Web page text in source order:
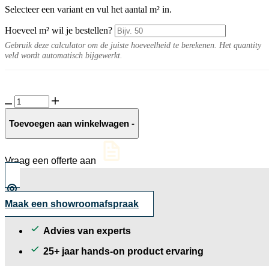
Selecteer een variant en vul het aantal m² in.
Hoeveel m² wil je bestellen?
Gebruik deze calculator om de juiste hoeveelheid te berekenen. Het quantity
veld wordt automatisch bijgewerkt.
GeoCorso
San
Marino
Toevoegen aan winkelwagen -
Vraag een offerte aan
Maak een showroomafspraak
Advies van experts
25+ jaar hands-on product ervaring